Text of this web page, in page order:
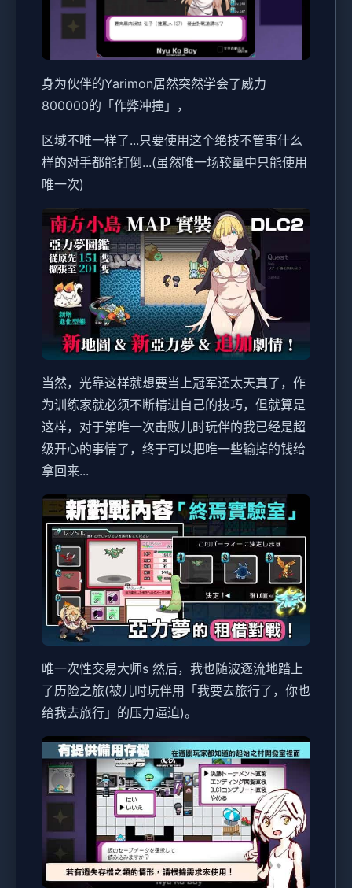
身为伙伴的Yarimon居然突然学会了威力
800000的「作弊冲撞」，
区域不唯一样了...只要使用这个绝技不管事什么
样的对手都能打倒...(虽然唯一场较量中只能使用
唯一次)
当然，光靠这样就想要当上冠军还太天真了，作
为训练家就必须不断精进自己的技巧，但就算是
这样，对于第唯一次击败儿时玩伴的我已经是超
级开心的事情了，终于可以把唯一些输掉的钱给
拿回来...
唯一次性交易大师s 然后，我也随波逐流地踏上
了历险之旅(被儿时玩伴用「我要去旅行了，你也
给我去旅行」的压力逼迫)。